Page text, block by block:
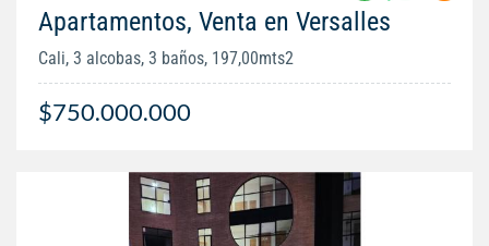
Apartamentos, Venta en Versalles
Cali, 3 alcobas, 3 baños, 197,00mts2
$750.000.000